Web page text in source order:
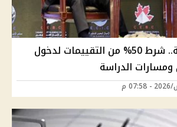
البكالوريا المصرية.. شرط 50% من التقييمات لدخول
ومسارات الدراسة